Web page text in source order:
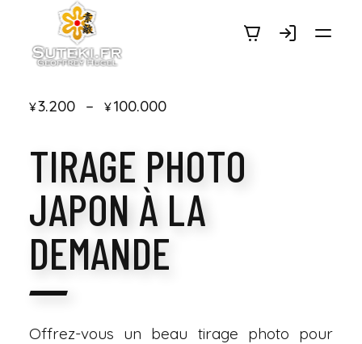
SUTEKI.FR
¥3.200 – ¥100.000
Plage
prix :
¥3.200
¥100.000
TIRAGE PHOTO
JAPON À LA
DEMANDE
Offrez-vous un beau tirage photo pour